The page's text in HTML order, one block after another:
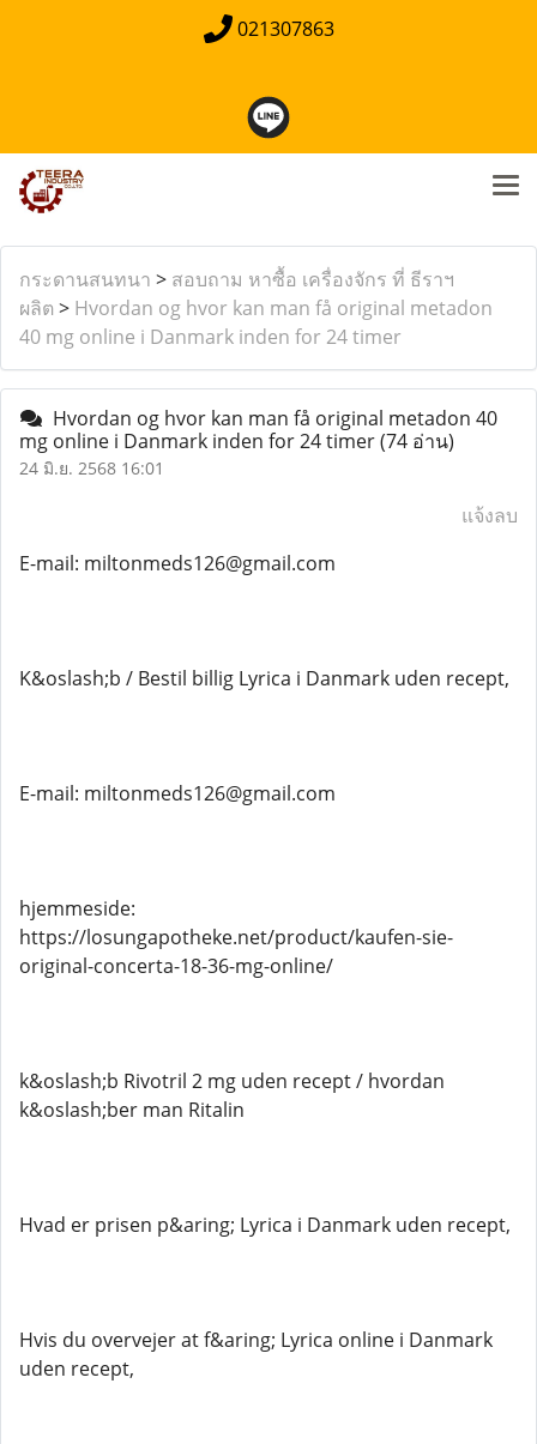
021307863
กระดานสนทนา > สอบถาม หาซื้อ เครื่องจักร ที่ ธีราฯ
ผลิต > Hvordan og hvor kan man få original metadon
40 mg online i Danmark inden for 24 timer
Hvordan og hvor kan man få original metadon 40
mg online i Danmark inden for 24 timer(74 อ่าน)
24 มิ.ย. 2568 16:01
แจ้งลบ
E-mail: miltonmeds126@gmail.com
K&oslash;b / Bestil billig Lyrica i Danmark uden recept,
E-mail: miltonmeds126@gmail.com
hjemmeside:
https://losungapotheke.net/product/kaufen-sie-
original-concerta-18-36-mg-online/
k&oslash;b Rivotril 2 mg uden recept / hvordan
k&oslash;ber man Ritalin
Hvad er prisen p&aring; Lyrica i Danmark uden recept,
Hvis du overvejer at f&aring; Lyrica online i Danmark
uden recept,